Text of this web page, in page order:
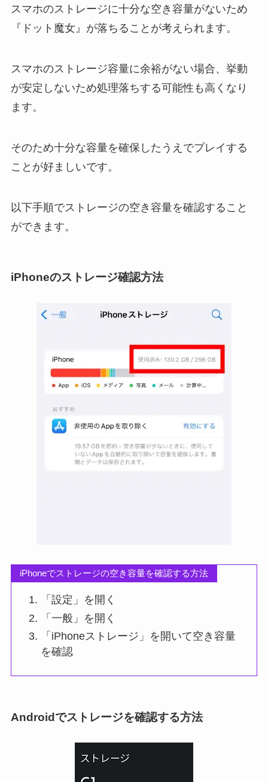
スマホのストレージに十分な空き容量がないため
『ドット魔女』が落ちることが考えられます。
スマホのストレージ容量に余裕がない場合、挙動
が安定しないため処理落ちする可能性も高くなり
ます。
そのため十分な容量を確保したうえでプレイする
ことが好ましいです。
以下手順でストレージの空き容量を確認すること
ができます。
iPhoneのストレージ確認方法
iPhoneでストレージの空き容量を確認する方法
「設定」を開く
「一般」を開く
「iPhoneストレージ」を開いて空き容量
を確認
Androidでストレージを確認する方法